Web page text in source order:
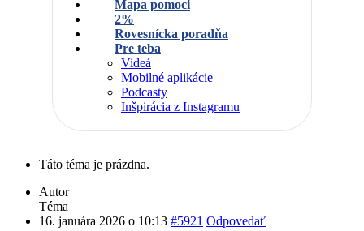
Mapa pomoci
2%
Rovesnícka poradňa
Pre teba
Videá
Mobilné aplikácie
Podcasty
Inšpirácia z Instagramu
Táto téma je prázdna.
Autor
Téma
16. januára 2026 o 10:13 #5921 Odpovedať